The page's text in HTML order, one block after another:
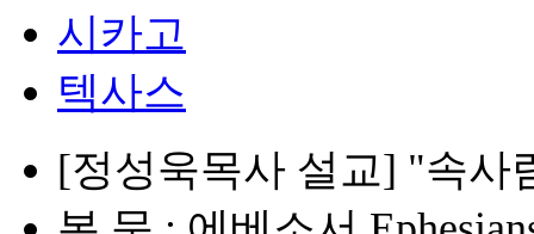
시카고
텍사스
[정성욱목사 설교] "속사